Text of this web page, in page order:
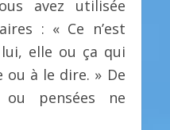
avez utilisée
: « Ce n’est
elle ou ça qui
ou à le dire. » De
ou pensées ne